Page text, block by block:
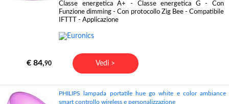
Classe energetica A+ - Classe energetica G - Con
Funzione dimming - Con protocollo Zig Bee - Compatibile
IFTTT - Applicazione
€ 84,90 Vedi >
PHILIPS lampada portatile hue go white e color ambiance
smart controllo wireless e personalizzazione